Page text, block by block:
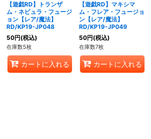
【遊戯RD】トランザ
ム・ネビュラ・フュージ
ョン【レア/魔法】
RD/KP19-JP048
50円(税込)
在庫数5枚
カートに入れる
【遊戯RD】マキシマ
ム・フレア・フュージョ
ン【レア/魔法】
RD/KP19-JP049
50円(税込)
在庫数7枚
カートに入れる